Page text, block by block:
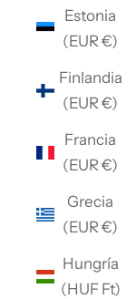
Estonia
(EUR €)
Finlandia
(EUR €)
Francia
(EUR €)
Grecia
(EUR €)
Hungría
(HUF Ft)